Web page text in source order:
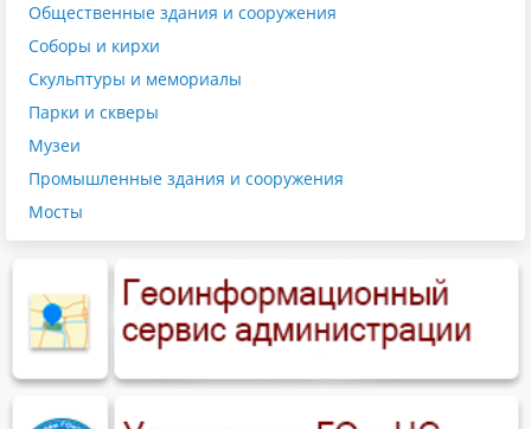
Общественные здания и сооружения
Соборы и кирхи
Скульптуры и мемориалы
Парки и скверы
Музеи
Промышленные здания и сооружения
Мосты